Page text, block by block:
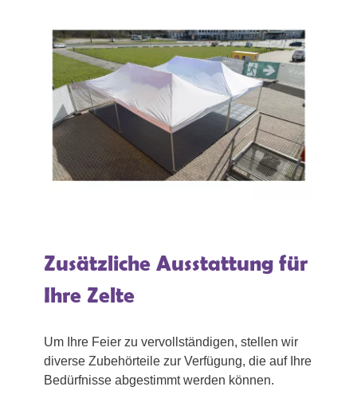
Zusätzliche Ausstattung für
Ihre Zelte
Um Ihre Feier zu vervollständigen, stellen wir
diverse Zubehörteile zur Verfügung, die auf Ihre
Bedürfnisse abgestimmt werden können.